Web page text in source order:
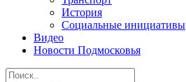
История
Социальные инициативы
Видео
Новости Подмосковья